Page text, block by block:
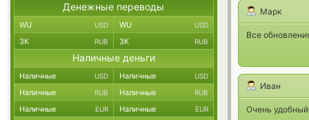
Марк
Все
Иван
Очень
Денежные переводы
WU USD WU USD
ЗК RUB ЗК RUB
Наличные деньги
Наличные USD Наличные USD
Наличные RUB Наличные RUB
Наличные EUR Наличные EUR